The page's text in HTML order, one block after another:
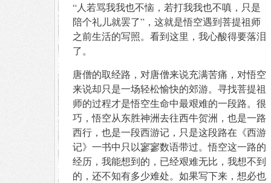
“人若骂我我也不恼，若打我我也不嗔，只是
陪个礼儿就罢了”，这就是悟空遇到菩提祖师
之前生活的写照。看到这里，我心酸得要落泪
了。
唐僧的取经路，对唐僧来说充满苦痛，对悟空
来说却只是一场轻松愉快的郊游。寻找菩提祖
师的过程才是悟空生命中最艰难的一段路。很
巧，悟空从东胜神洲去往西牛贺洲，也是一路
西行，也是一段西游记，只是这段路在《西游
记》一书中只以寥寥数语带过。悟空这一路的
经历，我能想到的，已经艰难无比，我想不到
的，还不知有多少难处。如果写下来，想必也